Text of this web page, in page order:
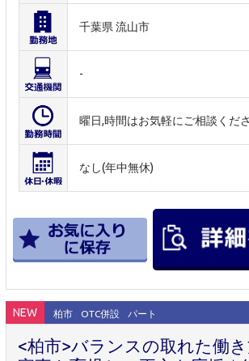
千葉県 流山市
-
曜日,時間はお気軽にご相談くだ
なし(年中無休)
NEW 柏市 OTC併設 パート
<柏市>バランスの取れた働き